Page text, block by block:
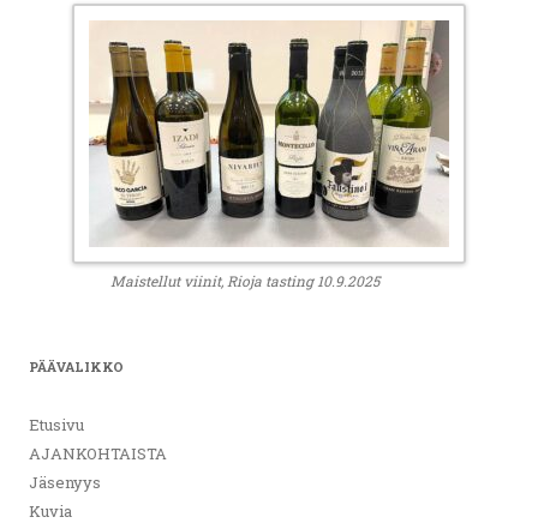
Maistellut viinit, Rioja tasting 10.9.2025
PÄÄVALIKKO
Etusivu
AJANKOHTAISTA
Jäsenyys
Kuvia